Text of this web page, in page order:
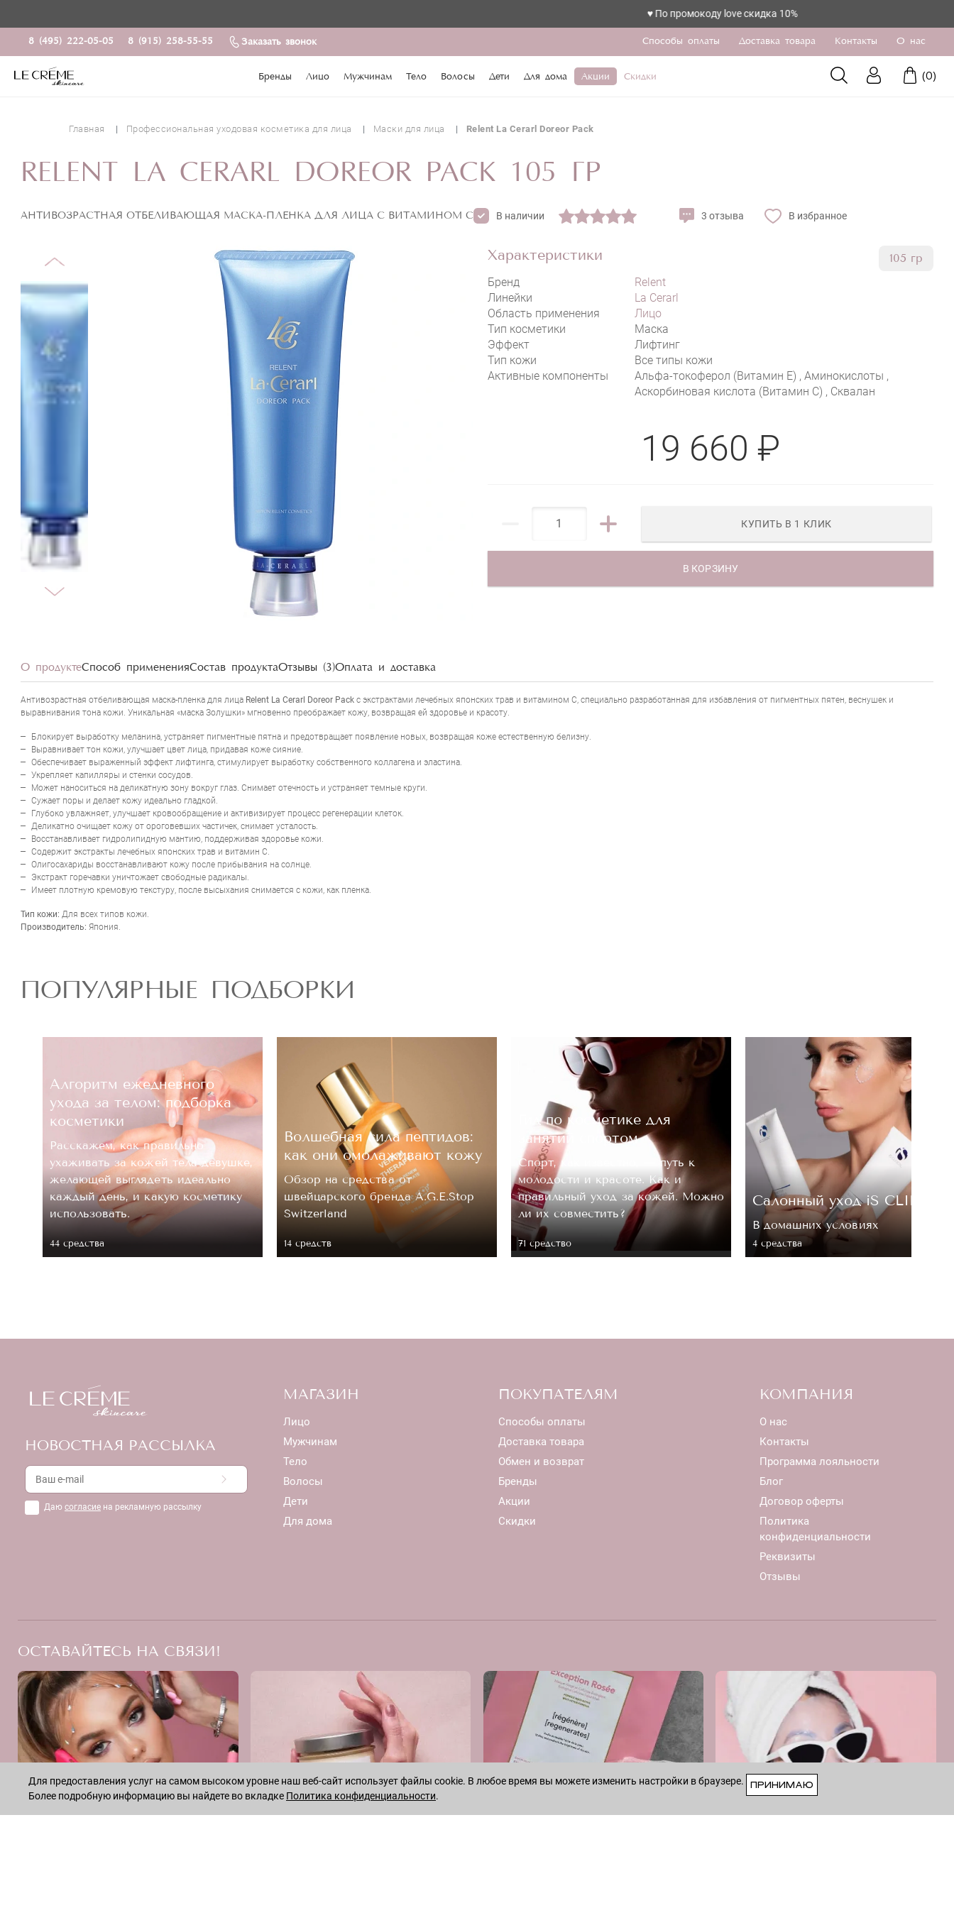
♥️ По промокоду love скидка 10%
8 (495) 222-05-05 8 (915) 258-55-55 Заказать звонок Способы оплаты Доставка товара Контакты О нас
Бренды Лицо Мужчинам Тело Волосы Дети Для дома Акции Скидки (0)
Главная Профессиональная уходовая косметика для лица Маски для лица Relent La Cerarl Doreor Pack
RELENT LA CERARL DOREOR PACK 105 ГР
АНТИВОЗРАСТНАЯ ОТБЕЛИВАЮЩАЯ МАСКА-ПЛЕНКА ДЛЯ ЛИЦА С ВИТАМИНОМ C В наличии 3 отзыва В избранное
Характеристики
105 гр
Бренд
Relent
Линейки
La Cerarl
Область применения
Лицо
Тип косметики
Маска
Эффект
Лифтинг
Тип кожи
Все типы кожи
Активные компоненты
Альфа-токоферол (Витамин E) , Аминокислоты ,
Аскорбиновая кислота (Витамин С) , Сквалан
19 660 ₽
В КОРЗИНУ
КУПИТЬ В 1 КЛИК
О продуктеСпособ примененияСостав продуктаОтзывы (3)Оплата и доставка
Антивозрастная отбеливающая маска-пленка для лица Relent La Cerarl Doreor Pack с экстрактами лечебных японских трав и витамином С, специально разработанная для избавления от пигментных пятен, веснушек и
выравнивания тона кожи. Уникальная «маска Золушки» мгновенно преображает кожу, возвращая ей здоровье и красоту.
Блокирует выработку меланина, устраняет пигментные пятна и предотвращает появление новых, возвращая коже естественную белизну.
Выравнивает тон кожи, улучшает цвет лица, придавая коже сияние.
Обеспечивает выраженный эффект лифтинга, стимулирует выработку собственного коллагена и эластина.
Укрепляет капилляры и стенки сосудов.
Может наноситься на деликатную зону вокруг глаз. Снимает отечность и устраняет темные круги.
Сужает поры и делает кожу идеально гладкой.
Глубоко увлажняет, улучшает кровообращение и активизирует процесс регенерации клеток.
Деликатно очищает кожу от ороговевших частичек, снимает усталость.
Восстанавливает гидролипидную мантию, поддерживая здоровье кожи.
Содержит экстракты лечебных японских трав и витамин С.
Олигосахариды восстанавливают кожу после прибывания на солнце.
Экстракт горечавки уничтожает свободные радикалы.
Имеет плотную кремовую текстуру, после высыхания снимается с кожи, как пленка.
Тип кожи: Для всех типов кожи.
Производитель: Япония.
ПОПУЛЯРНЫЕ ПОДБОРКИ
Алгоритм ежедневного
ухода за телом: подборка
косметики
Расскажем, как правильно
ухаживать за кожей тела девушке,
желающей выглядеть идеально
каждый день, и какую косметику
использовать.
44 средствa
Волшебная сила пептидов:
как они омолаживают кожу
Обзор на средства от
швейцарского бренда A.G.E.Stop
Switzerland
14 средств
Гид по косметике для
занятий спортом
Спорт, как известно, — путь к
молодости и красоте. Как и
правильный уход за кожей. Можно
ли их совместить?
71 средство
Cалонный уход iS
В домашних условиях
4 средствa
НОВОСТНАЯ РАССЫЛКА
Даю согласие на рекламную рассылку
МАГАЗИН
Лицо
Мужчинам
Тело
Волосы
Дети
Для дома
ПОКУПАТЕЛЯМ
Способы оплаты
Доставка товара
Обмен и возврат
Бренды
Акции
Скидки
КОМПАНИЯ
О нас
Контакты
Программа лояльности
Блог
Договор оферты
Политика
конфиденциальности
Реквизиты
Отзывы
ОСТАВАЙТЕСЬ НА СВЯЗИ!
Для предоставления услуг на самом высоком уровне наш веб-сайт использует файлы cookie. В любое время вы можете изменить настройки в браузере.
Более подробную информацию вы найдете во вкладке Политика конфиденциальности.
ПРИНИМАЮ